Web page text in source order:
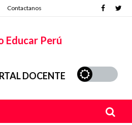
Contactanos
Educar Perú
DOCENTE